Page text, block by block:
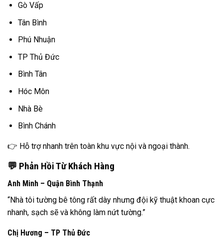
Gò Vấp
Tân Bình
Phú Nhuận
TP Thủ Đức
Bình Tân
Hóc Môn
Nhà Bè
Bình Chánh
👉 Hỗ trợ nhanh trên toàn khu vực nội và ngoại thành.
💬 Phản Hồi Từ Khách Hàng
Anh Minh – Quận Bình Thạnh
“Nhà tôi tường bê tông rất dày nhưng đội kỹ thuật khoan cực
nhanh, sạch sẽ và không làm nứt tường.”
Chị Hương – TP Thủ Đức